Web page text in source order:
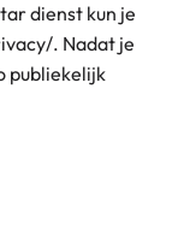
dienst kun je
. Nadat je
publiekelijk